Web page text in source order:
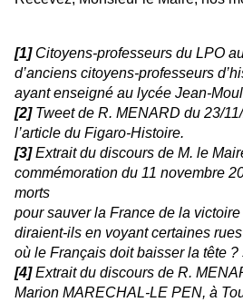
[1]Citoyens-professeurs du LPO
d’anciens citoyens-professeurs
ayant enseigné au lycée Jean-
[2]Tweet de R. MENARD du 23/
l’article du Figaro-Histoire.
[3]Extrait du discours de M. le
commémoration du 11 novembre
morts
pour sauver la France de la
diraient-ils en voyant certaines
où le Français doit baisser la tête ?
[4]Extrait du discours de R.
Marion MARECHAL-LE PEN, à